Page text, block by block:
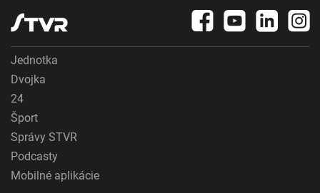
Jednotka
Dvojka
24
Šport
Správy STVR
Podcasty
Mobilné aplikácie